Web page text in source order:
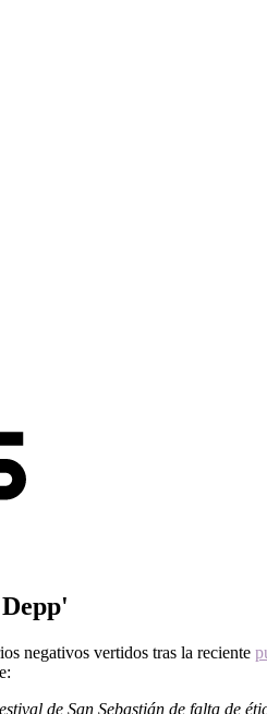
negativos vertidos tras la reciente
de San Sebastián de falta de